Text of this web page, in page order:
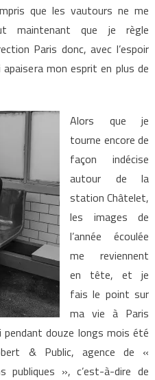
que les vautours ne me
maintenant que je règle
Paris donc, avec l’espoir
apaisera mon esprit en plus de
Alors que je
tourne encore de
façon indécise
autour de la
station Châtelet,
les images de
l’année écoulée
me reviennent
en tête, et je
fais le point sur
ma vie à Paris
pendant douze longs mois été
& Public, agence de «
publiques », c’est-à-dire de